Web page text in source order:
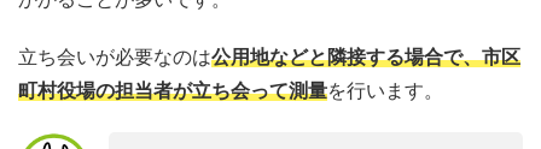
立ち会いが必要なのは公用地などと隣接する場合で、市区
町村役場の担当者が立ち会って測量を行います。